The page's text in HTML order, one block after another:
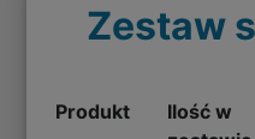
Zestaw
Produkt
Ilość w